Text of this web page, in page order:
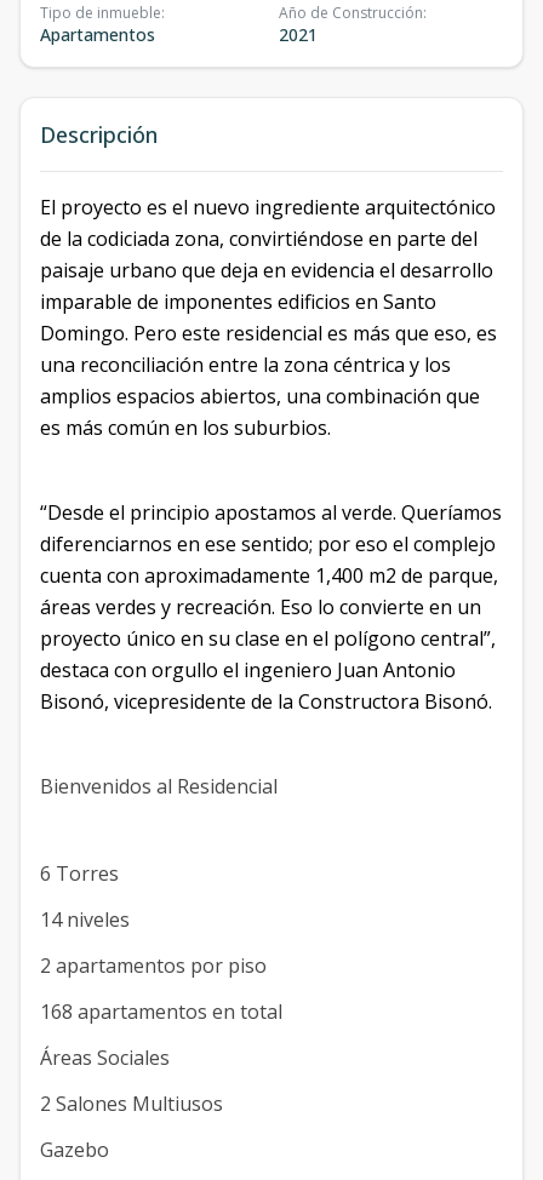
Tipo de inmueble:
Apartamentos
Año de Construcción:
2021
Descripción
El proyecto es el nuevo ingrediente arquitectónico
de la codiciada zona, convirtiéndose en parte del
paisaje urbano que deja en evidencia el desarrollo
imparable de imponentes edificios en Santo
Domingo. Pero este residencial es más que eso, es
una reconciliación entre la zona céntrica y los
amplios espacios abiertos, una combinación que
es más común en los suburbios.
“Desde el principio apostamos al verde. Queríamos
diferenciarnos en ese sentido; por eso el complejo
cuenta con aproximadamente 1,400 m2 de parque,
áreas verdes y recreación. Eso lo convierte en un
proyecto único en su clase en el polígono central”,
destaca con orgullo el ingeniero Juan Antonio
Bisonó, vicepresidente de la Constructora Bisonó.
Bienvenidos al Residencial
6 Torres
14 niveles
2 apartamentos por piso
168 apartamentos en total
Áreas Sociales
2 Salones Multiusos
Gazebo